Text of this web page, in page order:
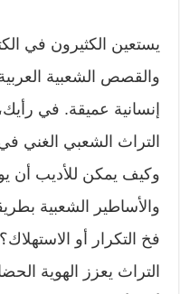
يستعين الكثيرون في
والقصص الشعبية العربية
إنسانية عميقة. في
التراث الشعبي الغني في
وكيف يمكن للأديب أن
والأساطير الشعبية
فخ التكرار أو
التراث يعزز الهوية